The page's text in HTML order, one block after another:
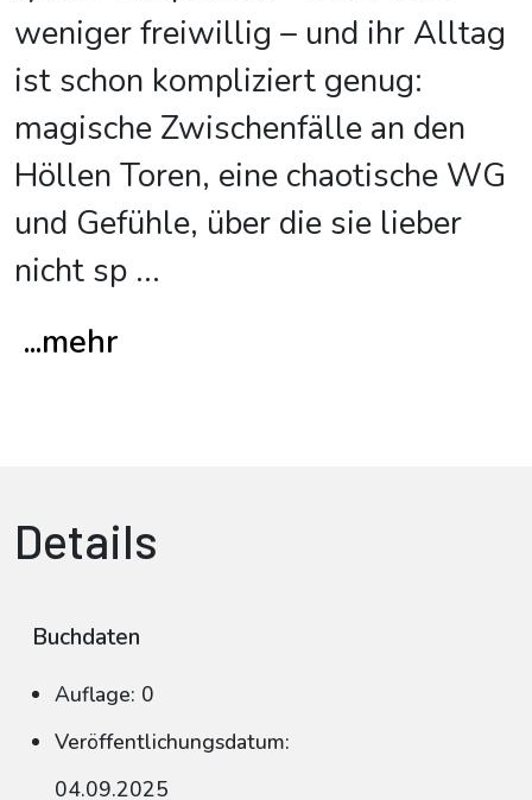
weniger freiwillig – und ihr Alltag
ist schon kompliziert genug:
magische Zwischenfälle an den
Höllen Toren, eine chaotische WG
und Gefühle, über die sie lieber
nicht sp ...
...mehr
Details
Buchdaten
Auflage: 0
Veröffentlichungsdatum:
04.09.2025